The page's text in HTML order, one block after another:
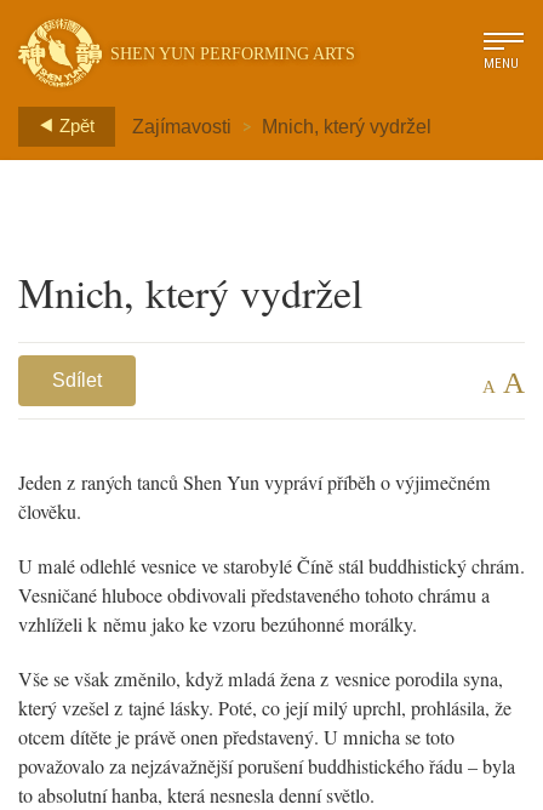
SHEN YUN PERFORMING ARTS
MENU
Zpět Zajímavosti > Mnich, který vydržel
Mnich, který vydržel
Sdílet A A
Jeden z raných tanců Shen Yun vypráví příběh o výjimečném
člověku.
U malé odlehlé vesnice ve starobylé Číně stál buddhistický chrám.
Vesničané hluboce obdivovali představeného tohoto chrámu a
vzhlíželi k němu jako ke vzoru bezúhonné morálky.
Vše se však změnilo, když mladá žena z vesnice porodila syna,
který vzešel z tajné lásky. Poté, co její milý uprchl, prohlásila, že
otcem dítěte je právě onen představený. U mnicha se toto
považovalo za nejzávažnější porušení buddhistického řádu – byla
to absolutní hanba, která nesnesla denní světlo.